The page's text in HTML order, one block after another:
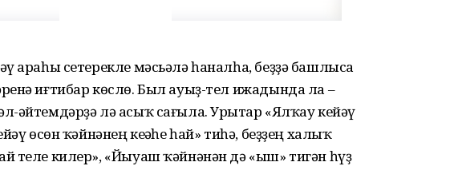
араһы сетерекле мәсьәлә һаналһа, беҙҙә башлыса
иғтибар көслө. Был ауыҙ-тел ижадында ла –
әйтемдәрҙә лә асыҡ сағыла. Урыҫтар «Ялҡау кейәү
өсөн ҡәйнәнең кеҫәһе һай» тиһә, беҙҙең халыҡ
теле килер», «Йыуаш ҡәйнәнән дә «ыш» тигән һүҙ